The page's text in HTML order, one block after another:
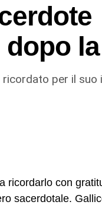
per il suo
ricordarlo con
sacerdotale.